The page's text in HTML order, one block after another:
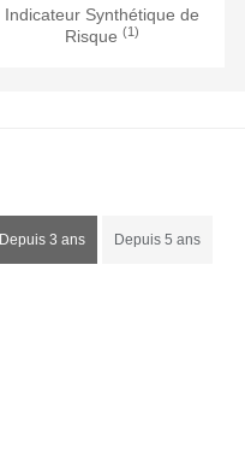
Indicateur Synthétique de
Risque (1)
Depuis 3 ans Depuis 5 ans